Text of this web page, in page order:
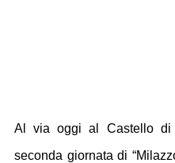
Al via oggi al Castello di
seconda giornata di